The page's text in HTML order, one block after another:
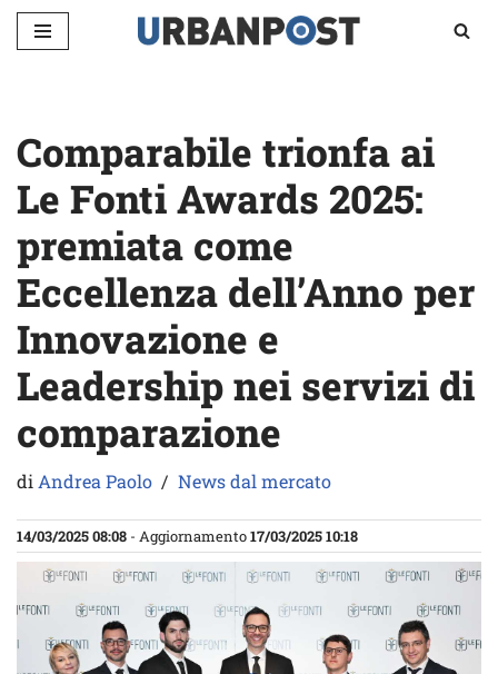
Comparabile trionfa ai
Le Fonti Awards 2025:
premiata come
Eccellenza dell’Anno per
Innovazione e
Leadership nei servizi di
comparazione
diAndrea Paolo News dal mercato
14/03/2025 08:08 - Aggiornamento17/03/2025 10:18